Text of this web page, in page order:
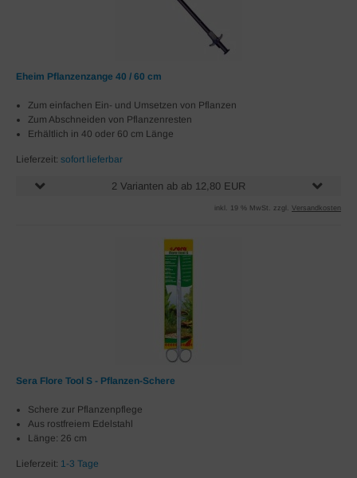
Eheim Pflanzenzange 40 / 60 cm
Zum einfachen Ein- und Umsetzen von Pflanzen
Zum Abschneiden von Pflanzenresten
Erhältlich in 40 oder 60 cm Länge
Lieferzeit: sofort lieferbar
2 Varianten ab ab 12,80 EUR
inkl. 19 % MwSt. zzgl. Versandkosten
Sera Flore Tool S - Pflanzen-Schere
Schere zur Pflanzenpflege
Aus rostfreiem Edelstahl
Länge: 26 cm
Lieferzeit: 1-3 Tage